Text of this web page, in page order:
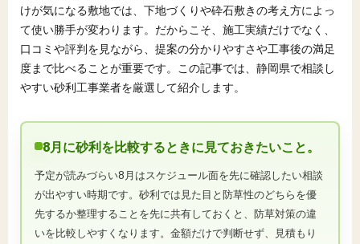
けが気になる敷地では、下地づくりや砕石敷きの考え方によっ
て使い勝手が変わります。だからこそ、施工実績だけでなく、
口コミや評判を見ながら、提案の分かりやすさや工事後の満足
度まで比べることが重要です。この記事では、静岡県で相談し
やすい砂利工事業者を厳選して紹介します。
8月に砂利を比較するときに見ておきたいこと。
予定が読みづらい8月はスケジュール面を先に確認したい相談
が出やすい時期です。砂利では見た目と防草性のどちらを優
先するか整理することを先に共有しておくと、防草対策の違
いを比較しやすくなります。金額だけで判断せず、見積もり